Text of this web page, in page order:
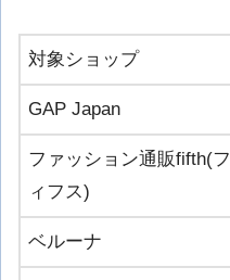
対象ショップ
GAP Japan
ファッション通販fifth(フ
ィフス)
ベルーナ